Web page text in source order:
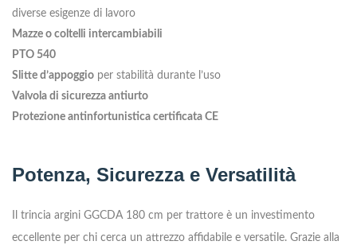
diverse esigenze di lavoro
Mazze o coltelli intercambiabili
PTO 540
Slitte d’appoggio per stabilità durante l’uso
Valvola di sicurezza antiurto
Protezione antinfortunistica certificata CE
Potenza, Sicurezza e Versatilità
Il trincia argini GGCDA 180 cm per trattore è un investimento
eccellente per chi cerca un attrezzo affidabile e versatile. Grazie alla